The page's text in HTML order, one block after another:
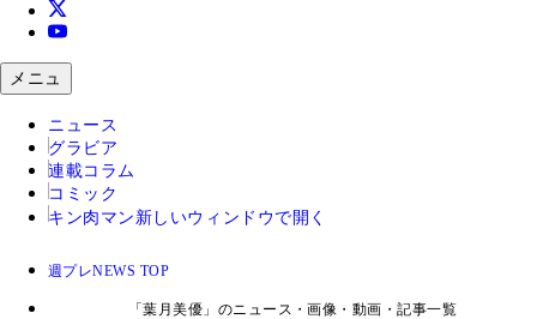
メニュ
ニュース
グラビア
連載コラム
コミック
キン肉マン 新しいウィンドウで開く
週プレNEWS TOP
「葉月美優」のニュース・画像・動画・記事一覧